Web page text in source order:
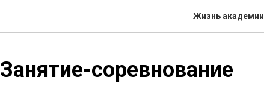
Жизнь академии
Занятие-соревнование